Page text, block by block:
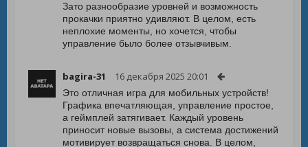
Зато разнообразие уровней и возможность
прокачки приятно удивляют. В целом, есть
неплохие моменты, но хочется, чтобы
управление было более отзывчивым.
bagira-31 16 декабря 2025 20:01
Это отличная игра для мобильных устройств!
Графика впечатляющая, управление простое,
а геймплей затягивает. Каждый уровень
приносит новые вызовы, а система достижений
мотивирует возвращаться снова. В целом,